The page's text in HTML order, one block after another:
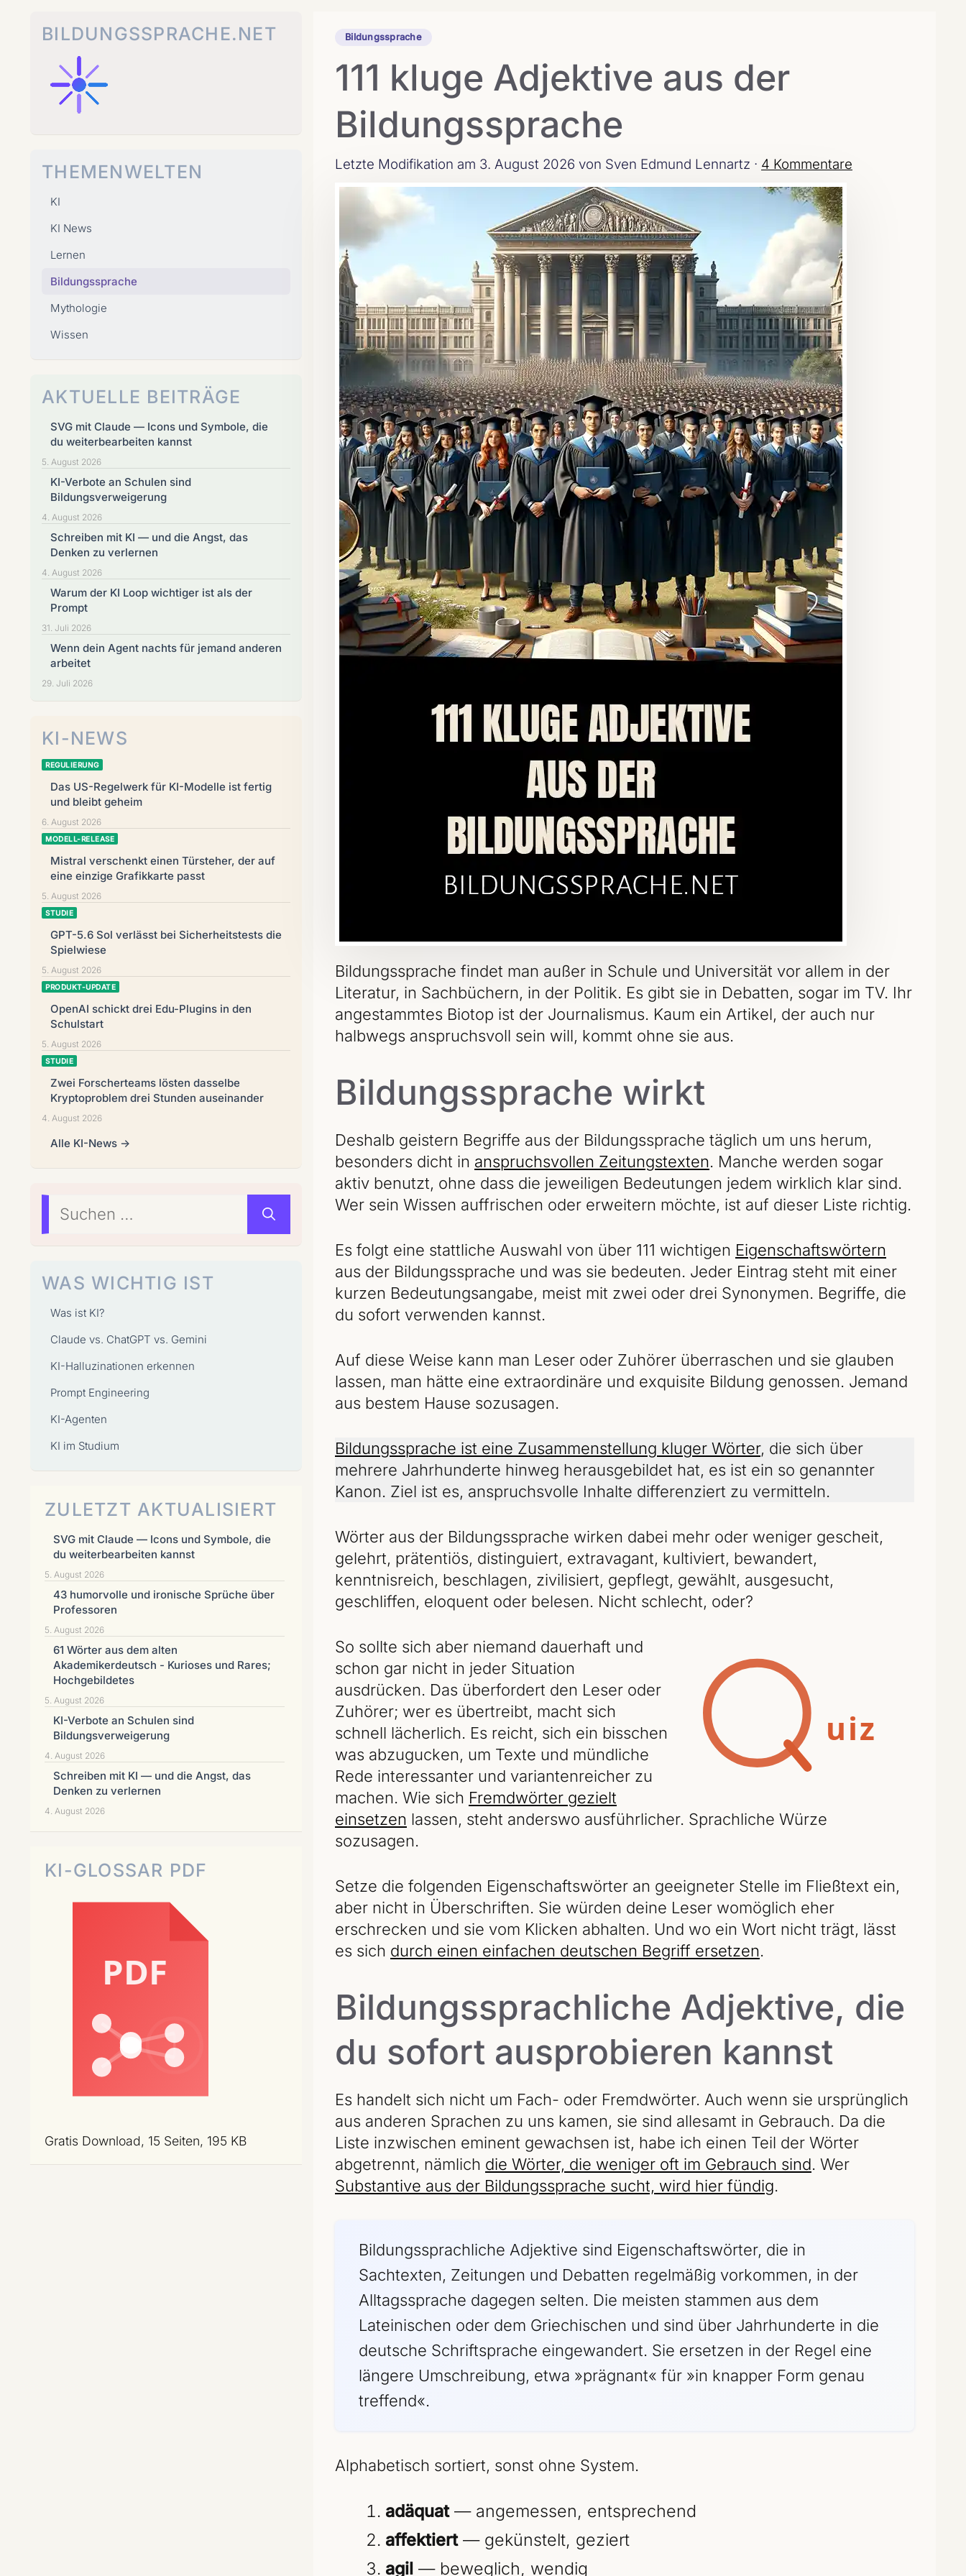
Bildungssprache
111 kluge Adjektive aus der
Bildungssprache
Letzte Modifikation am 3. August 2026 von Sven Edmund Lennartz · 4 Kommentare
Bildungssprache findet man außer in Schule und Universität vor allem in der
Literatur, in Sachbüchern, in der Politik. Es gibt sie in Debatten, sogar im TV. Ihr
angestammtes Biotop ist der Journalismus. Kaum ein Artikel, der auch nur
halbwegs anspruchsvoll sein will, kommt ohne sie aus.
Bildungssprache wirkt
Deshalb geistern Begriffe aus der Bildungssprache täglich um uns herum,
besonders dicht in anspruchsvollen Zeitungstexten. Manche werden sogar
aktiv benutzt, ohne dass die jeweiligen Bedeutungen jedem wirklich klar sind.
Wer sein Wissen auffrischen oder erweitern möchte, ist auf dieser Liste richtig.
Es folgt eine stattliche Auswahl von über 111 wichtigen Eigenschaftswörtern
aus der Bildungssprache und was sie bedeuten. Jeder Eintrag steht mit einer
kurzen Bedeutungsangabe, meist mit zwei oder drei Synonymen. Begriffe, die
du sofort verwenden kannst.
Auf diese Weise kann man Leser oder Zuhörer überraschen und sie glauben
lassen, man hätte eine ex­t­ra­or­di­näre und exquisite Bildung genossen. Jemand
aus bestem Hause sozusagen.
Bildungssprache ist eine Zusammenstellung kluger Wörter, die sich über
mehrere Jahrhunderte hinweg herausgebildet hat, es ist ein so genannter
Kanon. Ziel ist es, anspruchsvolle Inhalte differenziert zu vermitteln.
Wörter aus der Bildungssprache wirken dabei mehr oder weniger gescheit,
gelehrt, prätentiös, distinguiert, extravagant, kultiviert, bewandert,
kenntnisreich, beschlagen, zivilisiert, gepflegt, gewählt, ausgesucht,
geschliffen, eloquent oder belesen. Nicht schlecht, oder?
So sollte sich aber niemand dauerhaft und
schon gar nicht in jeder Situation
ausdrücken. Das überfordert den Leser oder
Zuhörer; wer es übertreibt, macht sich
schnell lächerlich. Es reicht, sich ein bisschen
was abzugucken, um Texte und mündliche
Rede interessanter und variantenreicher zu
machen. Wie sich Fremdwörter gezielt
einsetzen lassen, steht anderswo ausführlicher. Sprachliche Würze
sozusagen.
Setze die folgenden Eigenschaftswörter an geeigneter Stelle im Fließtext ein,
aber nicht in Überschriften. Sie würden deine Leser womöglich eher
erschrecken und sie vom Klicken abhalten. Und wo ein Wort nicht trägt, lässt
es sich durch einen einfachen deutschen Begriff ersetzen.
Bildungssprachliche Adjektive, die
du sofort ausprobieren kannst
Es handelt sich nicht um Fach- oder Fremdwörter. Auch wenn sie ursprünglich
aus anderen Sprachen zu uns kamen, sie sind allesamt in Gebrauch. Da die
Liste inzwischen eminent gewachsen ist, habe ich einen Teil der Wörter
abgetrennt, nämlich die Wörter, die weniger oft im Gebrauch sind. Wer
Substantive aus der Bildungssprache sucht, wird hier fündig.
Bildungssprachliche Adjektive sind Eigenschaftswörter, die in
Sachtexten, Zeitungen und Debatten regelmäßig vorkommen, in der
Alltagssprache dagegen selten. Die meisten stammen aus dem
Lateinischen oder dem Griechischen und sind über Jahrhunderte in die
deutsche Schriftsprache eingewandert. Sie ersetzen in der Regel eine
längere Umschreibung, etwa »prägnant« für »in knapper Form genau
treffend«.
Alphabetisch sortiert, sonst ohne System.
ad­äquat— angemessen, entsprechend
af­fek­tiert— gekünstelt, geziert
agil— beweglich, wendig
BILDUNGSSPRACHE.NET
THEMENWELTEN
KI
KI News
Lernen
Bildungssprache
Mythologie
Wissen
AKTUELLE BEITRÄGE
SVG mit Claude — Icons und Symbole, die
du weiterbearbeiten kannst
5. August 2026
KI-Verbote an Schulen sind
Bildungsverweigerung
4. August 2026
Schreiben mit KI — und die Angst, das
Denken zu verlernen
4. August 2026
Warum der KI Loop wichtiger ist als der
Prompt
31. Juli 2026
Wenn dein Agent nachts für jemand anderen
arbeitet
29. Juli 2026
KI-NEWS
REGULIERUNG
Das US-Regelwerk für KI-Modelle ist fertig
und bleibt geheim
6. August 2026
MODELL-RELEASE
Mistral verschenkt einen Türsteher, der auf
eine einzige Grafikkarte passt
5. August 2026
STUDIE
GPT-5.6 Sol verlässt bei Sicherheitstests die
Spielwiese
5. August 2026
PRODUKT-UPDATE
OpenAI schickt drei Edu-Plugins in den
Schulstart
5. August 2026
STUDIE
Zwei Forscherteams lösten dasselbe
Kryptoproblem drei Stunden auseinander
4. August 2026
Alle KI-News →
Suchen
nach:
WAS WICHTIG IST
Was ist KI?
Claude vs. ChatGPT vs. Gemini
KI-Halluzinationen erkennen
Prompt Engineering
KI-Agenten
KI im Studium
ZULETZT AKTUALISIERT
SVG mit Claude — Icons und Symbole, die
du weiterbearbeiten kannst
5. August 2026
43 humorvolle und ironische Sprüche über
Professoren
5. August 2026
61 Wörter aus dem alten
Akademikerdeutsch - Kurioses und Rares;
Hochgebildetes
5. August 2026
KI-Verbote an Schulen sind
Bildungsverweigerung
4. August 2026
Schreiben mit KI — und die Angst, das
Denken zu verlernen
4. August 2026
KI-GLOSSAR PDF
Gratis Download, 15 Seiten, 195 KB